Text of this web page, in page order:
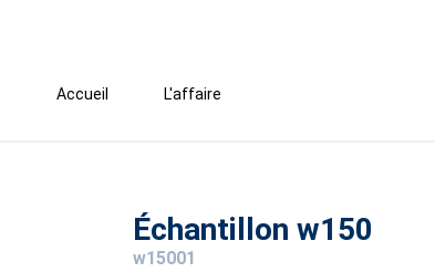
Accueil L'affaire
Échantillon w150
w15001